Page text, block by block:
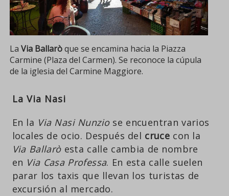
LaVia Ballaròque se encamina hacia la Piazza
Carmine (Plaza del Carmen). Se reconoce la cúpula
de la iglesia del Carmine Maggiore.
La Via Nasi
En la Via Nasi Nunziose encuentran varios
locales de ocio. Después del cruce con la
Via Ballaròesta calle cambia de nombre
en Via Casa Professa. En esta calle suelen
parar los taxis que llevan los turistas de
excursión al mercado.